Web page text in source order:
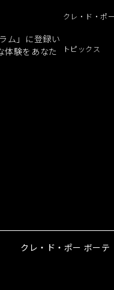
ム」に登録い
体験をあなた
クレ・ド・ポ
トピックス
クレ・ド・ポー ボー